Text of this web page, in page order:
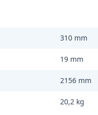
310 mm
19 mm
2156 mm
20,2 kg